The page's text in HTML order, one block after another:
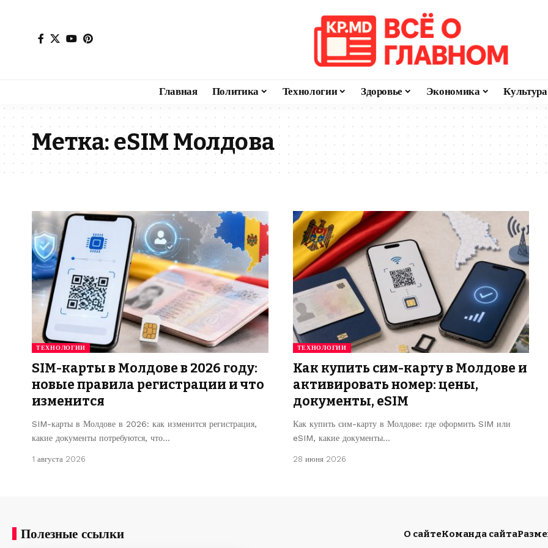
Главная Политика Технологии Здоровье Экономика Культура
Метка:eSIM Молдова
ТЕХНОЛОГИИ
SIM-карты в Молдове в 2026 году:
новые правила регистрации и что
изменится
SIM-карты в Молдове в 2026: как изменится регистрация,
какие документы потребуются, что…
1 августа 2026
ТЕХНОЛОГИИ
Как купить сим-карту в Молдове и
активировать номер: цены,
документы, eSIM
Как купить сим-карту в Молдове: где оформить SIM или
eSIM, какие документы…
28 июня 2026
Полезные ссылки О сайтеКоманда сайта